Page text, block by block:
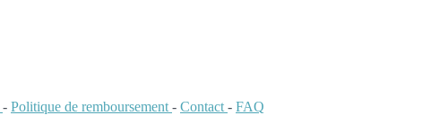
- Politique de remboursement - Contact - FAQ